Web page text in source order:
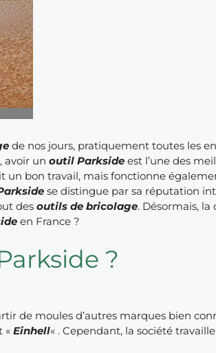
de nos jours, pratiquement toutes les
avoir unoutil Parkside est l’une des
un bon travail, mais fonctionne
se distingue par sa réputation
desoutils de bricolage. Désormais,
en France ?
?
de moules d’autres marques bien
«Einhell« . Cependant, la société